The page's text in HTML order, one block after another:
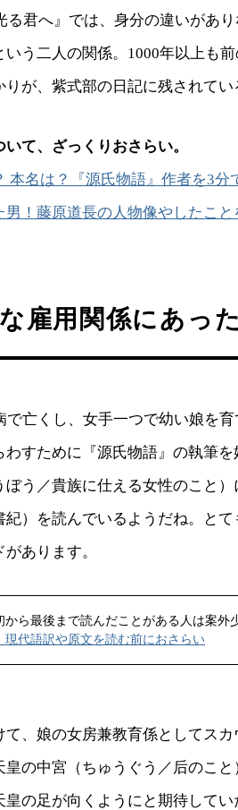
る君へ』では、身分の違いがあ
いう二人の関係。1000年以上も
が、紫式部の日記に残されてい
て、ざっくりおさらい。
本名は？『源氏物語』作者を3分
！藤原道長の人物像やしたこと
雇用関係にあった
亡くし、女手一つで幼い娘を育
すために『源氏物語』の執筆
う／貴族に仕える女性のこと
）を読んでいるようだね。と
あります。
から最後まで読んだことがある人は案外
現代語訳や原文を読む前におさらい
、娘の女房兼教育係としてスカ
の中宮（ちゅうぐう／后のこ
の足が向くようにと期待してい